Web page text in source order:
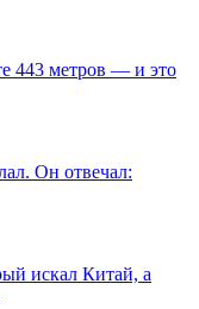
443 метров — и это
Он отвечал:
искал Китай, а